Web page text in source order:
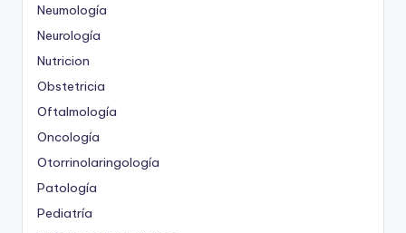
Neumología
Neurología
Nutricion
Obstetricia
Oftalmología
Oncología
Otorrinolaringología
Patología
Pediatría